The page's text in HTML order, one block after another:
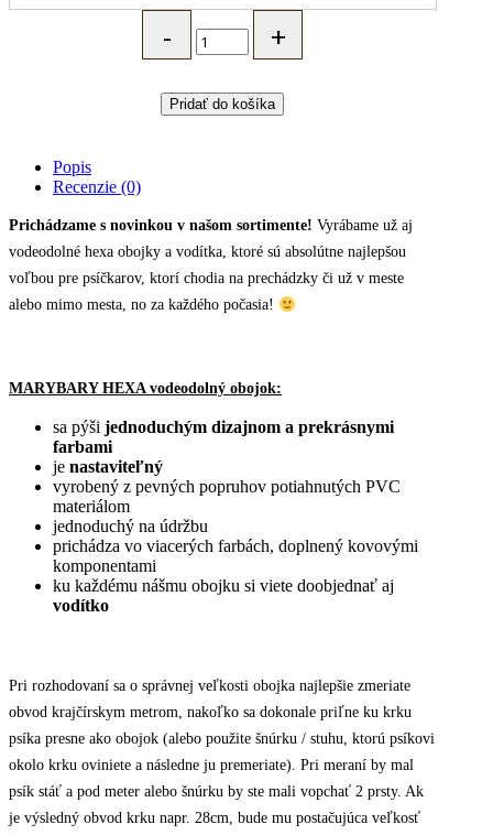
vodeodolný
obojok
psa
HEXA
Pridať do košíka
Popis
Recenzie (0)
Prichádzame s novinkou v našom sortimente! Vyrábame už aj
vodeodolné hexa obojky a vodítka, ktoré sú absolútne najlepšou
voľbou pre psíčkarov, ktorí chodia na prechádzky či už v meste
alebo mimo mesta, no za každého počasia!
MARYBARY HEXA vodeodolný obojok:
sa pýši jednoduchým dizajnom a prekrásnymi
farbami
je nastaviteľný
vyrobený z pevných popruhov potiahnutých PVC
materiálom
jednoduchý na údržbu
prichádza vo viacerých farbách, doplnený kovovými
komponentami
ku každému nášmu obojku si viete doobjednať aj
vodítko
Pri rozhodovaní sa o správnej veľkosti obojka najlepšie zmeriate
obvod krajčírskym metrom, nakoľko sa dokonale priľne ku krku
psíka presne ako obojok (alebo použite šnúrku / stuhu, ktorú psíkovi
okolo krku oviniete a následne ju premeriate). Pri meraní by mal
psík stáť a pod meter alebo šnúrku by ste mali vopchať 2 prsty. Ak
je výsledný obvod krku napr. 28cm, bude mu postačujúca veľkosť